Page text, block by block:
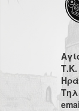
Τ.Κ.